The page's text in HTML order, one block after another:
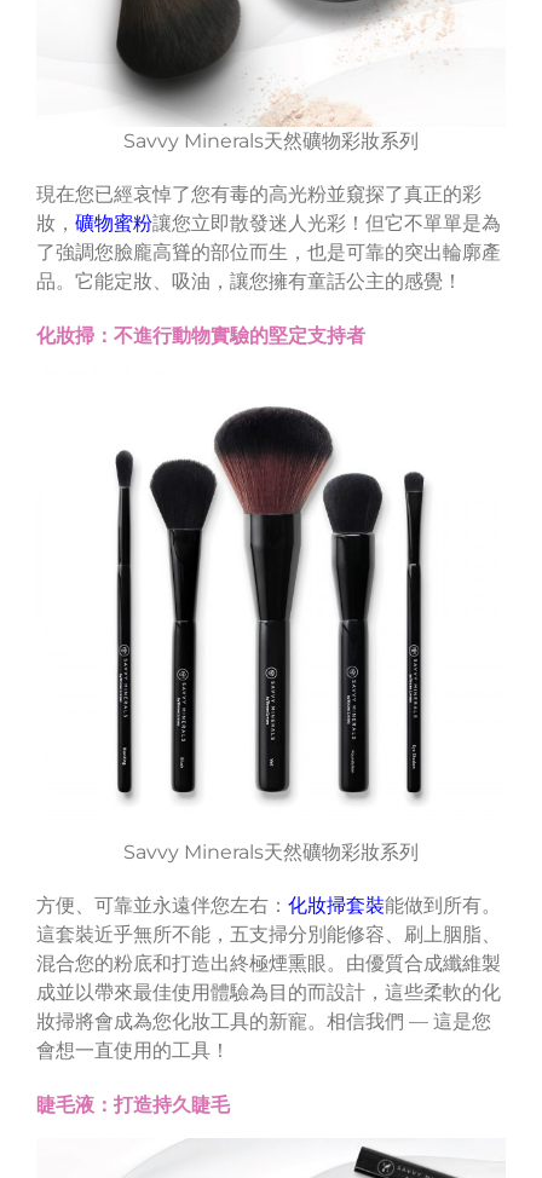
Savvy Minerals天然礦物彩妝系列
現在您已經哀悼了您有毒的高光粉並窺探了真正的彩
妝， 礦物蜜粉讓您立即散發迷人光彩！但它不單單是為
了強調您臉龐高聳的部位而生，也是可靠的突出輪廓產
品。它能定妝、吸油，讓您擁有童話公主的感覺！
化妝掃：不進行動物實驗的堅定支持者
Savvy Minerals天然礦物彩妝系列
方便、可靠並永遠伴您左右： 化妝掃套裝能做到所有。
這套裝近乎無所不能，五支掃分別能修容、刷上胭脂、
混合您的粉底和打造出終極煙熏眼。由優質合成纖維製
成並以帶來最佳使用體驗為目的而設計，這些柔軟的化
妝掃將會成為您化妝工具的新寵。相信我們 — 這是您
會想一直使用的工具！
睫毛液：打造持久睫毛